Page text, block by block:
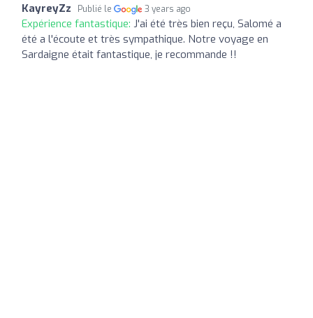
KayreyZz Publié le 3 years ago
Expérience fantastique: J'ai été très bien reçu, Salomé a
été a l'écoute et très sympathique. Notre voyage en
Sardaigne était fantastique, je recommande !!